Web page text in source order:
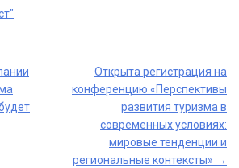
Открыта регистрация на
конференцию «Перспективы
развития туризма в
современных условиях:
мировые тенденции и
региональные контексты» →